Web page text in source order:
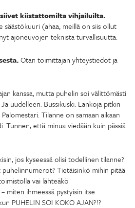
kiistattomilta vihjailuilta.
säästökuuri (ahaa, meillä on siis ollut
ajoneuvojen teknistä turvallisuutta.
Otan toimittajan yhteystiedot ja
kanssa, mutta puhelin soi välittömästi
uudelleen. Bussikuski. Lankoja pitkin
Tilanne on samaan aikaan
Tunnen, että minua viedään kuin pässiä
jos kyseessä olisi todellinen tilanne?
Tietäisinkö mihin pitää
vai lähteäkö
miten ihmeessä pystyisin itse
PUHELIN SOI KOKO AJAN?!?